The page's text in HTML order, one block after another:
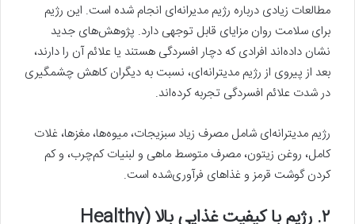
مطالعات زیادی درباره رژیم مدیرانه‌ای انجام شده است. این رژیم
برای سلامت روان مزایای قابل توجهی دارد. پژوهش‌های جدید
نشان داده‌اند افرادی که دچار افسردگی هستند یا علائم آن را دارند،
بعد از پیروی از رژیم مدیترانه‌ای، نسبت به دیگران کاهش چشمگیری
در شدت علائم افسردگی تجربه کرده‌اند.
رژیم مدیترانه‌ای شامل مصرف زیاد سبزیجات، میوه‌ها، مغزها، غلات
کامل، روغن زیتون، مصرف متوسط ماهی و لبنیات کم‌چرب، و کم
کردن گوشت قرمز و غذاهای فرآوری‌شده است.
۲. رژیم با کیفیت غذایی بالا (Healthy